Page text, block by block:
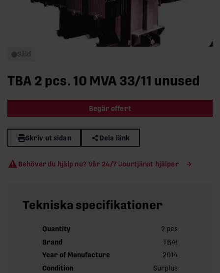
Såld
TBA 2 pcs. 10 MVA 33/11 unused
Begär offert
Skriv ut sidan Dela länk
Behöver du hjälp nu? Vår 24/7 Jourtjänst hjälper
Tekniska specifikationer
Quantity
2 pcs
Brand
TBA!
Year of Manufacture
2014
Condition
Surplus